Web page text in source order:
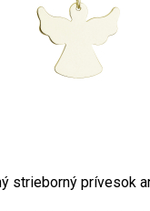
strieborný prívesok